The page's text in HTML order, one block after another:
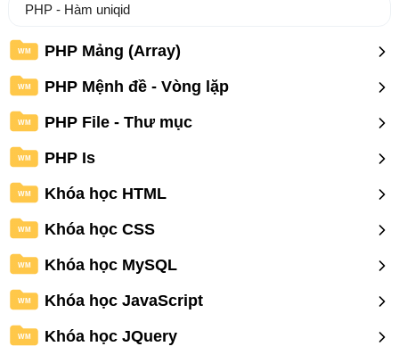
PHP - Hàm uniqid
WM PHP Mảng (Array)
WM PHP Mệnh đề - Vòng lặp
WM PHP File - Thư mục
WM PHP Is
WM Khóa học HTML
WM Khóa học CSS
WM Khóa học MySQL
WM Khóa học JavaScript
WM Khóa học JQuery